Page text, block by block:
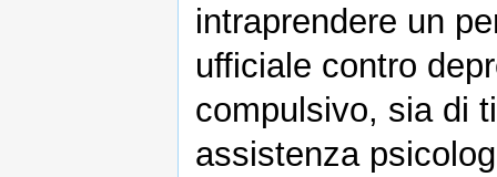
intraprendere un
ufficiale contro
compulsivo, sia di
assistenza